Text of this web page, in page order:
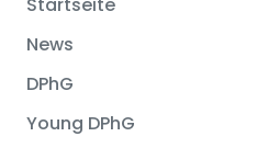
Startseite
News
DPhG
Young DPhG